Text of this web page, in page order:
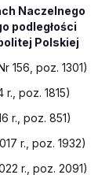
Naczelnego
podległości
Polskiej
156, poz. 1301)
r., poz. 1815)
r., poz. 851)
r., poz. 1932)
r., poz. 2091)